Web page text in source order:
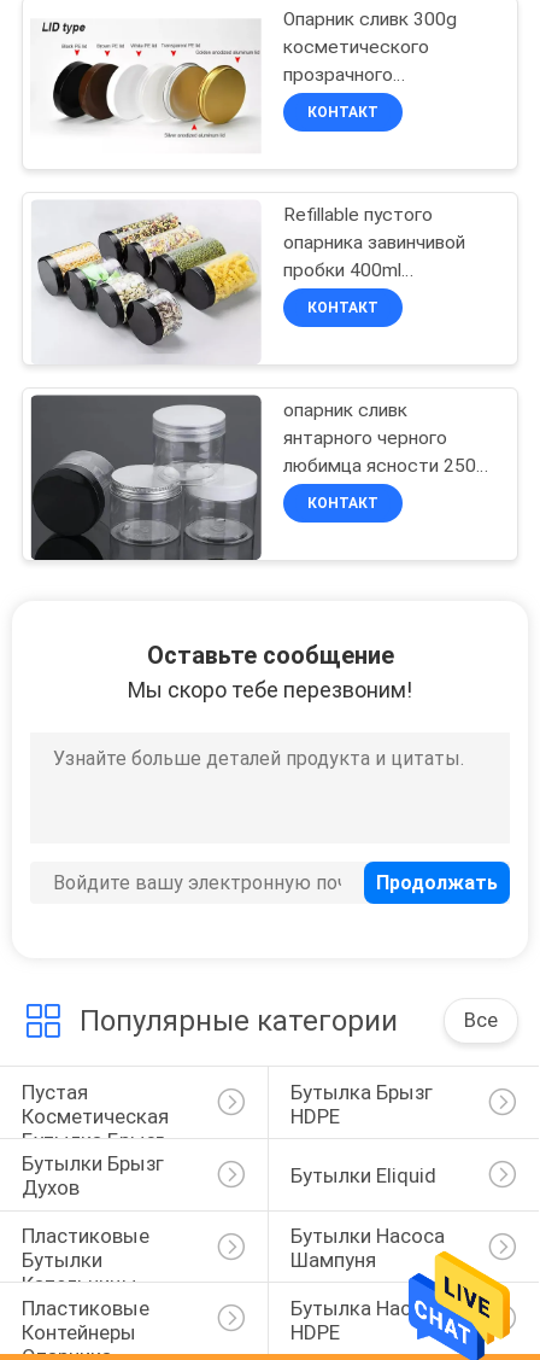
Опарник сливк 300g
косметического
прозрачного
ЛЮБИМЦА
пластиковый с черной
КОНТАКТ
Refillable пустого
опарника завинчивой
пробки 400ml
пластикового
прозрачное с черной
КОНТАКТ
опарник сливк
янтарного черного
любимца ясности 250ml
500ml пластиковый с
пластиковой крышкой
КОНТАКТ
Оставьте сообщение
Мы скоро тебе перезвоним!
Популярные категории Все
Пустая
Косметическая
Бутылка Брызг
Бутылка Брызг
HDPE
Бутылки Брызг
Духов
Бутылки Eliquid
Пластиковые
Бутылки
Капельницы
Бутылки Насоса
Шампуня
Пластиковые
Контейнеры
Бутылка Насоса
HDPE